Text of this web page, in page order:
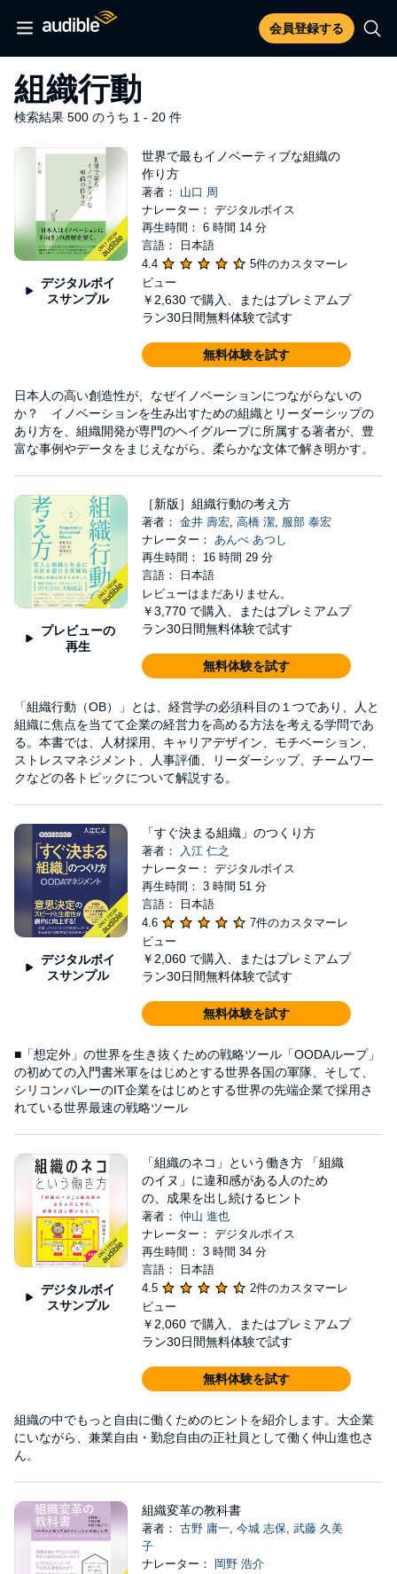
会員登録する
組織行動
検索結果 500 のうち 1 - 20 件
デジタルボイ
スサンプル
世界で最もイノベーティブな組織の
作り方
著者： 山口 周
ナレーター： デジタルボイス
再生時間： 6 時間 14 分
言語： 日本語
4.4
5件のカスタマーレ
ビュー
￥2,630 で購入、またはプレミアムプ
ラン30日間無料体験で試す
無料体験を試す
日本人の高い創造性が、なぜイノベーションにつながらないの
か？ イノベーションを生み出すための組織とリーダーシップの
あり方を、組織開発が専門のヘイグループに所属する著者が、豊
富な事例やデータをまじえながら、柔らかな文体で解き明かす。
プレビューの
再生
［新版］組織行動の考え方
著者： 金井 壽宏, 高橋 潔, 服部 泰宏
ナレーター： あんべ あつし
再生時間： 16 時間 29 分
言語： 日本語
レビューはまだありません。
￥3,770 で購入、またはプレミアムプ
ラン30日間無料体験で試す
無料体験を試す
「組織行動（OB）」とは、経営学の必須科目の１つであり、人と
組織に焦点を当てて企業の経営力を高める方法を考える学問であ
る。本書では、人材採用、キャリアデザイン、モチベーション、
ストレスマネジメント、人事評価、リーダーシップ、チームワー
クなどの各トピックについて解説する。
デジタルボイ
スサンプル
「すぐ決まる組織」のつくり方
著者：
入江 仁之
ナレーター： デジタルボイス
再生時間： 3 時間 51 分
言語： 日本語
4.6
7件のカスタマーレ
ビュー
￥2,060 で購入、またはプレミアムプ
ラン30日間無料体験で試す
無料体験を試す
■「想定外」の世界を生き抜くための戦略ツール「OODAループ」
の初めての入門書米軍をはじめとする世界各国の軍隊、そして、
シリコンバレーのIT企業をはじめとする世界の先端企業で採用さ
れている世界最速の戦略ツール
デジタルボイ
スサンプル
「組織のネコ」という働き方 「組織
のイヌ」に違和感がある人のため
の、成果を出し続けるヒント
著者： 仲山 進也
ナレーター： デジタルボイス
再生時間： 3 時間 34 分
言語： 日本語
4.5
2件のカスタマーレ
ビュー
￥2,060 で購入、またはプレミアムプ
ラン30日間無料体験で試す
無料体験を試す
組織の中でもっと自由に働くためのヒントを紹介します。大企業
にいながら、兼業自由・勤怠自由の正社員として働く仲山進也さ
ん。
組織変革の教科書
著者： 古野 庸一, 今城 志保, 武藤 久美
子
ナレーター：
岡野 浩介